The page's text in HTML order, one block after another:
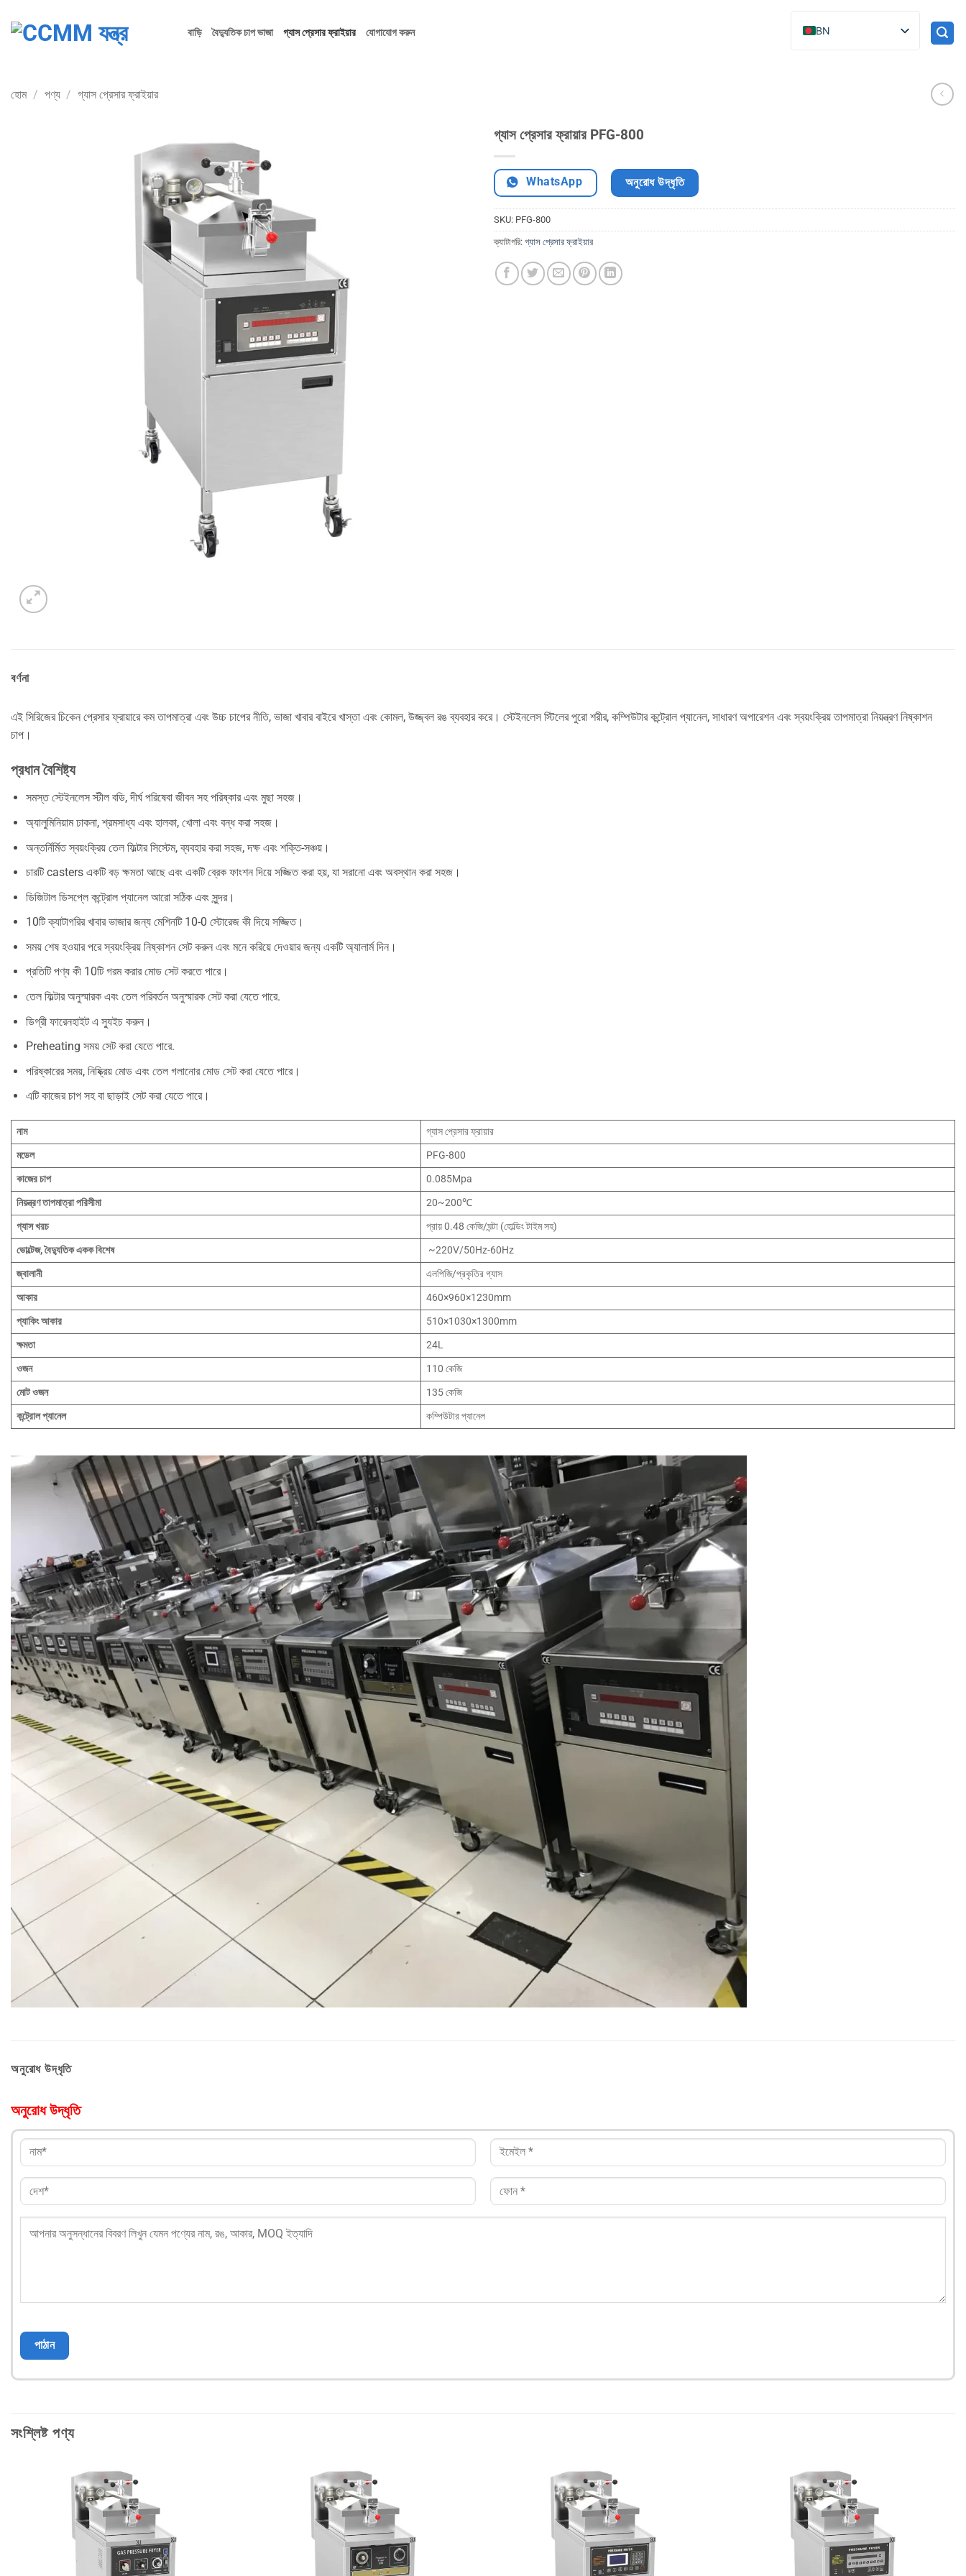
content
বাড়ি বৈদ্যুতিক চাপ ভাজা গ্যাস প্রেসার ফ্রাইয়ার যোগাযোগ করুন BN
হোম / পণ্য / গ্যাস প্রেসার ফ্রাইয়ার
গ্যাস প্রেসার ফ্রায়ার PFG-800
WhatsApp অনুরোধ উদ্ধৃতি
SKU: PFG-800
ক্যাটাগরি: গ্যাস প্রেসার ফ্রাইয়ার
বর্ণনা
এই সিরিজের চিকেন প্রেসার ফ্রায়ারে কম তাপমাত্রা এবং উচ্চ চাপের নীতি, ভাজা খাবার বাইরে খাস্তা এবং কোমল, উজ্জ্বল রঙ ব্যবহার করে। স্টেইনলেস স্টিলের পুরো শরীর, কম্পিউটার কন্ট্রোল প্যানেল, সাধারণ অপারেশন এবং স্বয়ংক্রিয় তাপমাত্রা নিয়ন্ত্রণ নিষ্কাশন
চাপ।
প্রধান বৈশিষ্ট্য
সমস্ত স্টেইনলেস স্টীল বডি, দীর্ঘ পরিষেবা জীবন সহ পরিষ্কার এবং মুছা সহজ।
অ্যালুমিনিয়াম ঢাকনা, শ্রমসাধ্য এবং হালকা, খোলা এবং বন্ধ করা সহজ।
অন্তর্নির্মিত স্বয়ংক্রিয় তেল ফিল্টার সিস্টেম, ব্যবহার করা সহজ, দক্ষ এবং শক্তি-সঞ্চয়।
চারটি casters একটি বড় ক্ষমতা আছে এবং একটি ব্রেক ফাংশন দিয়ে সজ্জিত করা হয়, যা সরানো এবং অবস্থান করা সহজ।
ডিজিটাল ডিসপ্লে কন্ট্রোল প্যানেল আরো সঠিক এবং সুন্দর।
10টি ক্যাটাগরির খাবার ভাজার জন্য মেশিনটি 10-0 স্টোরেজ কী দিয়ে সজ্জিত।
সময় শেষ হওয়ার পরে স্বয়ংক্রিয় নিষ্কাশন সেট করুন এবং মনে করিয়ে দেওয়ার জন্য একটি অ্যালার্ম দিন।
প্রতিটি পণ্য কী 10টি গরম করার মোড সেট করতে পারে।
তেল ফিল্টার অনুস্মারক এবং তেল পরিবর্তন অনুস্মারক সেট করা যেতে পারে.
ডিগ্রী ফারেনহাইট এ স্যুইচ করুন।
Preheating সময় সেট করা যেতে পারে.
পরিষ্কারের সময়, নিষ্ক্রিয় মোড এবং তেল গলানোর মোড সেট করা যেতে পারে।
এটি কাজের চাপ সহ বা ছাড়াই সেট করা যেতে পারে।
নাম
গ্যাস প্রেসার ফ্রায়ার
মডেল
PFG-800
কাজের চাপ
0.085Mpa
নিয়ন্ত্রণ তাপমাত্রা পরিসীমা
20~200℃
গ্যাস খরচ
প্রায় 0.48 কেজি/ঘন্টা (হোল্ডিং টাইম সহ)
ভোল্টেজ, বৈদ্যুতিক একক বিশেষ
~220V/50Hz-60Hz
জ্বালানী
এলপিজি/প্রকৃতির গ্যাস
আকার
460×960×1230mm
প্যাকিং আকার
510×1030×1300mm
ক্ষমতা
24L
ওজন
110 কেজি
মোট ওজন
135 কেজি
কন্ট্রোল প্যানেল
কম্পিউটার প্যানেল
অনুরোধ উদ্ধৃতি
অনুরোধ উদ্ধৃতি
সংশ্লিষ্ট পণ্য